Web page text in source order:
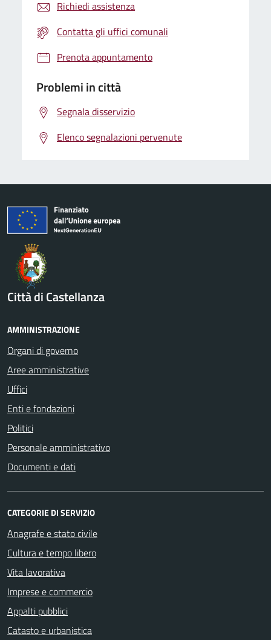
Richiedi assistenza
Contatta gli uffici comunali
Prenota appuntamento
Problemi in città
Segnala disservizio
Elenco segnalazioni pervenute
Città di Castellanza
AMMINISTRAZIONE
Organi di governo
Aree amministrative
Uffici
Enti e fondazioni
Politici
Personale amministrativo
Documenti e dati
CATEGORIE DI SERVIZIO
Anagrafe e stato civile
Cultura e tempo libero
Vita lavorativa
Imprese e commercio
Appalti pubblici
Catasto e urbanistica